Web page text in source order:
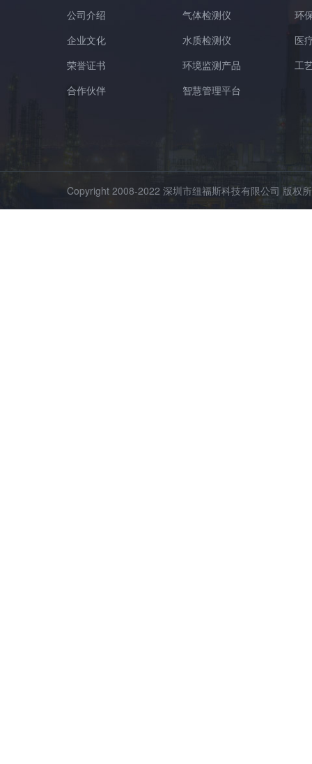
公司介绍
企业文化
荣誉证书
合作伙伴
气体检测仪
水质检测仪
环境监测产品
智慧管理平台
环
医
工
Copyright 2008-2022 深圳市纽福斯科技有限公司 版